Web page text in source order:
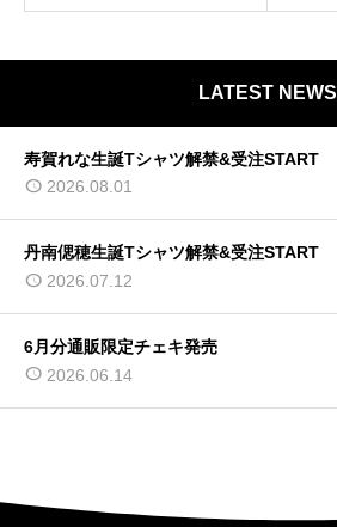
LATEST NEWS
寿賀れな生誕Tシャツ解禁&受注START
2026.08.01
丹南偲穂生誕Tシャツ解禁&受注START
2026.07.12
6月分通販限定チェキ発売
2026.06.14